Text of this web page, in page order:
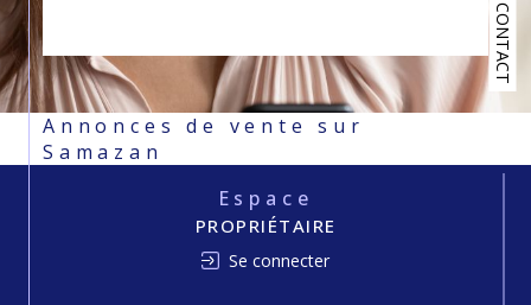
CONTACT
Annonces de vente sur
Samazan
Espace
PROPRIÉTAIRE
Se connecter